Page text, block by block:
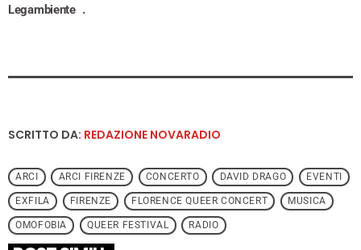
Legambiente .
SCRITTO DA: REDAZIONE NOVARADIO
ARCI ARCI FIRENZE CONCERTO DAVID DRAGO EVENTI
EXFILA FIRENZE FLORENCE QUEER CONCERT MUSICA
OMOFOBIA QUEER FESTIVAL RADIO